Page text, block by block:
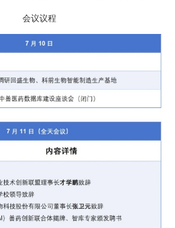
会议议程